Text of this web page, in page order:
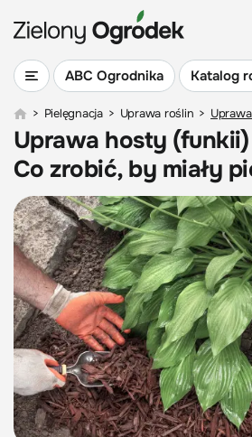
ABC Ogrodnika Katalog
> Pielęgnacja > Uprawa roślin >
Uprawa hosty
Co zrobić, by miały